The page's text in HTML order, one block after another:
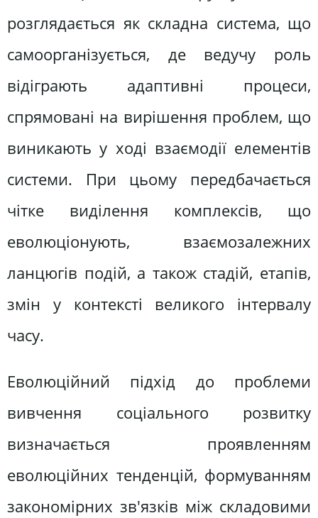
розглядається як складна система, що
самоорганізується, де ведучу роль
відіграють адаптивні процеси,
спрямовані на вирішення проблем, що
виникають у ході взаємодії елементів
системи. При цьому передбачається
чітке виділення комплексів, що
еволюціонують, взаємозалежних
ланцюгів подій, а також стадій, етапів,
змін у контексті великого інтервалу
часу.
Еволюційний підхід до проблеми
вивчення соціального розвитку
визначається проявленням
еволюційних тенденцій, формуванням
закономірних зв'язків між складовими